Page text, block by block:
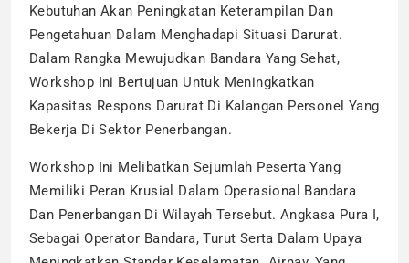
Kebutuhan Akan Peningkatan Keterampilan Dan
Pengetahuan Dalam Menghadapi Situasi Darurat.
Dalam Rangka Mewujudkan Bandara Yang Sehat,
Workshop Ini Bertujuan Untuk Meningkatkan
Kapasitas Respons Darurat Di Kalangan Personel Yang
Bekerja Di Sektor Penerbangan.
Workshop Ini Melibatkan Sejumlah Peserta Yang
Memiliki Peran Krusial Dalam Operasional Bandara
Dan Penerbangan Di Wilayah Tersebut. Angkasa Pura I,
Sebagai Operator Bandara, Turut Serta Dalam Upaya